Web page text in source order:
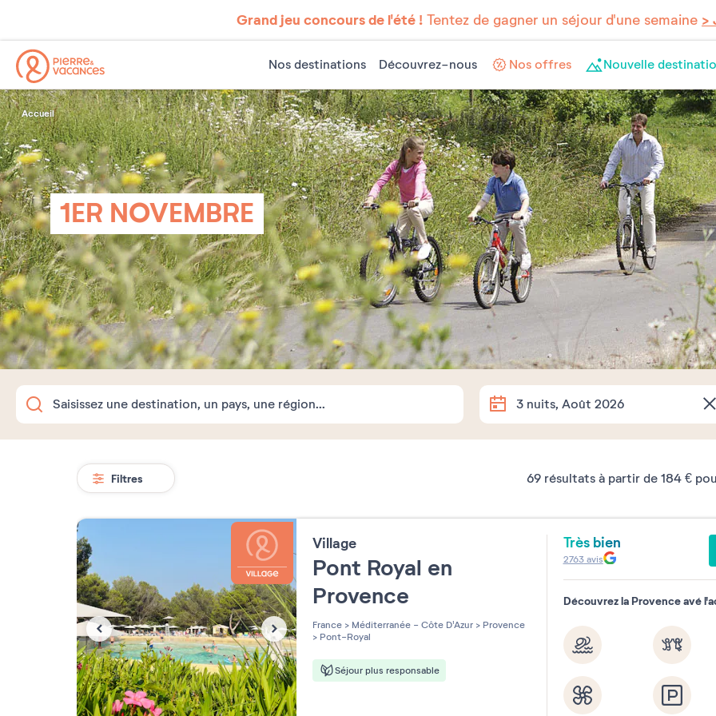
Grand jeu concours de l'été !Tentez de gagner un séjour d'une semaine >
Nos destinations Découvrez-nous Nos offres Nouvelle
Accueil
1ER NOVEMBRE
3 nuits, Août 2026
1 semaine 2 semaines 1
Souhaitez-vous préciser ?
69 résultats à partir de 184 €
Filtres
Village
Pont Royal en
Provence
France > Méditerranée - Côte D'Azur > Provence
> Pont-Royal
Séjour plus responsable
Très bien
2763avis
Découvrez la Provence avé